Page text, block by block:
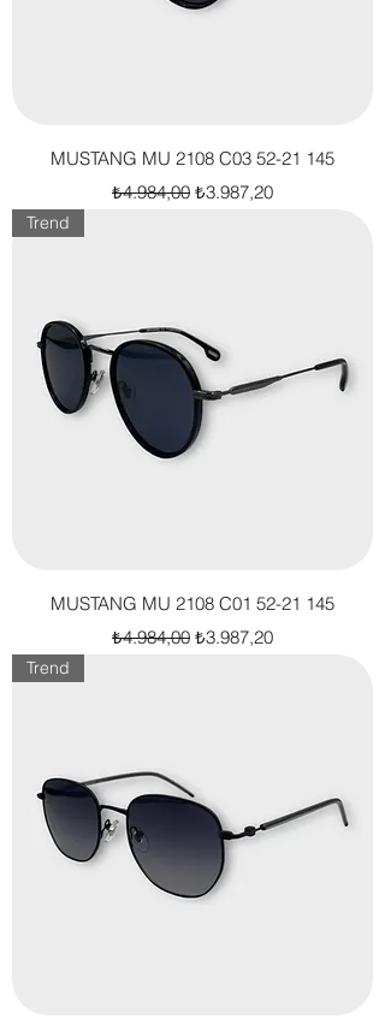
MUSTANG MU 2108 C03 52-21 145
Normal Fiyat
₺4.984,00 İndirimli Fiyat
₺3.987,20
Trend
MUSTANG MU 2108 C01 52-21 145
Normal Fiyat
₺4.984,00 İndirimli Fiyat
₺3.987,20
Trend